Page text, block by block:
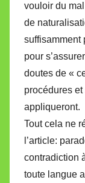
vouloir du
de
suffisamment
pour
doutes de «
procédures
appliqueront.
Tout cela ne
l’article:
contradiction
toute langue